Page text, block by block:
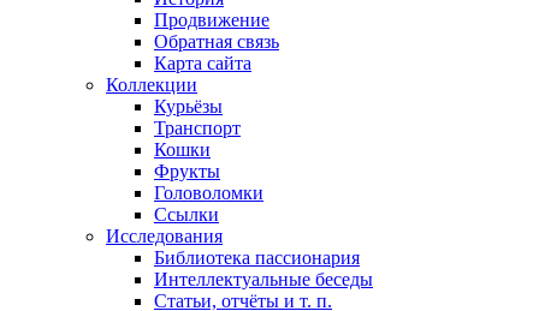
Продвижение
Обратная связь
Карта сайта
Коллекции
Курьёзы
Транспорт
Кошки
Фрукты
Головоломки
Ссылки
Исследования
Библиотека пассионария
Интеллектуальные беседы
Статьи, отчёты и т. п.